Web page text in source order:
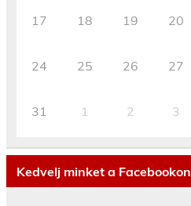
17 18 19 20
24 25 26 27
31 1 2 3
Kedvelj minket a Facebookon